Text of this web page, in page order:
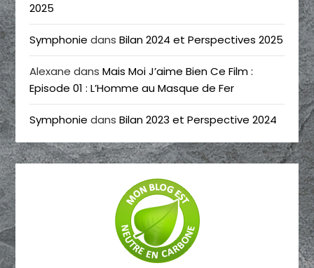
2025
Symphonie dansBilan 2024 et Perspectives 2025
Alexane dansMais Moi J’aime Bien Ce Film :
Episode 01 : L’Homme au Masque de Fer
Symphonie dansBilan 2023 et Perspective 2024